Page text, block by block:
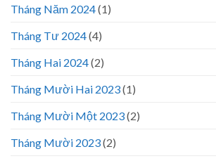
Tháng Năm 2024(1)
Tháng Tư 2024(4)
Tháng Hai 2024(2)
Tháng Mười Hai 2023(1)
Tháng Mười Một 2023(2)
Tháng Mười 2023(2)